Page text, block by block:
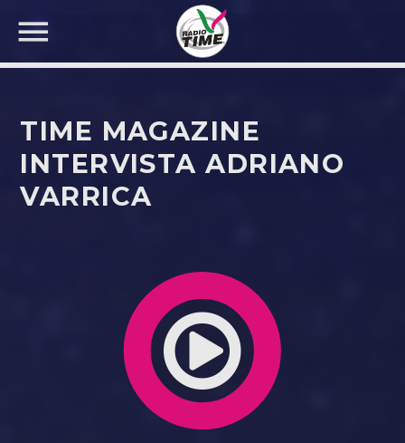
CERCA NEL SITO WEB:
TIME MAGAZINE
INTERVISTA ADRIANO
VARRICA